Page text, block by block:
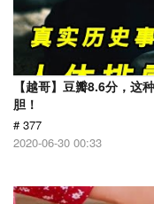
【越哥】豆瓣8.6分，这
胆！
# 377
2020-06-30 00:33